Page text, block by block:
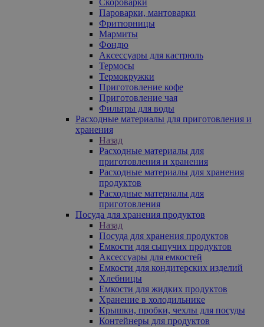
Пароварки, мантоварки
Фритюрницы
Мармиты
Фондю
Аксессуары для кастрюль
Термосы
Термокружки
Приготовление кофе
Приготовление чая
Фильтры для воды
Расходные материалы для приготовления и
хранения
Назад
Расходные материалы для
приготовления и хранения
Расходные материалы для хранения
продуктов
Расходные материалы для
приготовления
Посуда для хранения продуктов
Назад
Посуда для хранения продуктов
Емкости для сыпучих продуктов
Аксессуары для емкостей
Емкости для кондитерских изделий
Хлебницы
Емкости для жидких продуктов
Хранение в холодильнике
Крышки, пробки, чехлы для посуды
Контейнеры для продуктов